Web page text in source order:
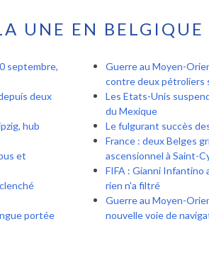
UNE EN BELGIQUE
septembre,
deux
hub
et
portée
Guerre au Moyen-
contre deux pétroliers
Les Etats-Unis
du Mexique
Le fulgurant succès
France : deux Belges
ascensionnel à Saint-
FIFA : Gianni Infantino
rien n'a filtré
Guerre au Moyen-
nouvelle voie de